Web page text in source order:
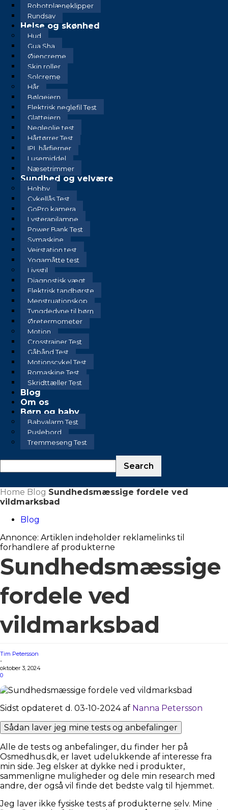
Robotplæneklipper
Rundsav
Helse og skønhed
Hud
Gua Sha
Øjencreme
Skin roller
Solcreme
Hår
Bølgejern
Elektrisk neglefil Test
Glattejern
Negleolie test
Hårtørrer Test
IPL hårfjerner
Lusemiddel
Næsetrimmer
Sundhed og velvære
Hobby
Cykellås Test
GoPro kamera
Lysterapilampe
Power Bank Test
Symaskine
Vejrstation test
Yogamåtte test
Livsstil
Diagnostisk vægt
Elektrisk tandbørste
Menstruationskop
Tyngdedyne til børn
Øretermometer
Motion
Crosstrainer Test
Gåbånd Test
Motionscykel Test
Romaskine Test
Skridttæller Test
Blog
Om os
Børn og baby
Babyalarm Test
Puslebord
Tremmeseng Test
Home Blog Sundhedsmæssige fordele ved
vildmarksbad
Blog
Annonce: Artiklen indeholder reklamelinks til
forhandlere af produkterne
Sundhedsmæssige
fordele ved
vildmarksbad
Tim Petersson
-
oktober 3, 2024
0
Sidst opdateret d. 03-10-2024 af Nanna Petersson
Sådan laver jeg mine tests og anbefalinger
Alle de tests og anbefalinger, du finder her på
Osmedhus.dk, er lavet udelukkende af interesse fra
min side. Jeg elsker at dykke ned i produkter,
sammenligne muligheder og dele min research med
andre, der også vil finde det bedste valg til hjemmet.
Jeg laver ikke fysiske tests af produkterne selv. Mine